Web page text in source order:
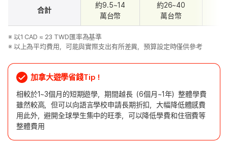
合計
約9.5~14
萬台幣
約26~40
萬台幣
※ 以1 CAD ≈ 23 TWD匯率為基準
※ 以上為平均費用，可能與實際支出有所差異，預算設定時僅供參考
加拿大遊學省錢Tip！
相較於1~3個月的短期遊學，期間越長（6個月~1年）整體學費
雖然較高，但可以向語言學校申請長期折扣，大幅降低體感費
用此外，避開全球學生集中的旺季，可以降低學費和住宿費等
整體費用